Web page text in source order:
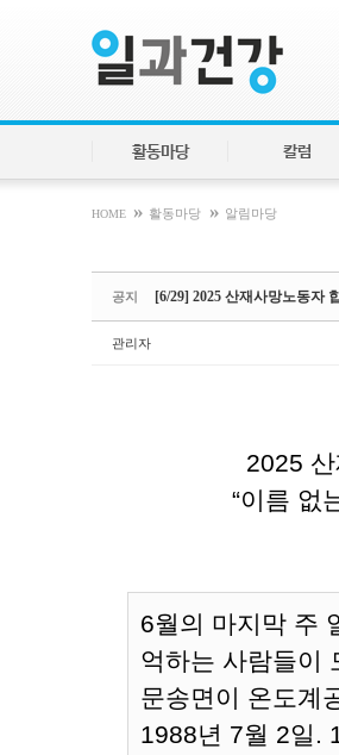
활동마당 칼럼
HOME » 활동마당 » 알림마당
공지 [6/29] 2025 산재사망노동자
관리자
2025
“이름 없
6월의 마지막 주
억하는 사람들이
문송면이 온도계
1988년 7월 2일.